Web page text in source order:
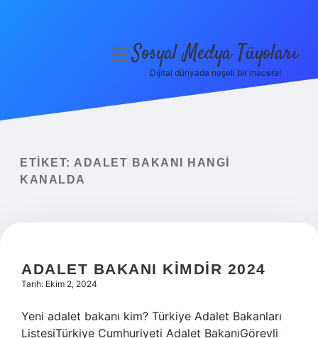
Yasal Uyarı
menüyüSosyal Medya Tüyoları
Dijital dünyada neşeli bir macera!
ETIKET: ADALET BAKANI HANGI
KANALDA
ADALET BAKANI KIMDIR 2024
Tarih: Ekim 2, 2024
Yeni adalet bakanı kim? Türkiye Adalet Bakanları
ListesiTürkiye Cumhuriyeti Adalet BakanıGörevli